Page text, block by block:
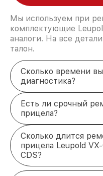
Мы используем при
комплектующие
аналоги. На все
талон.
Сколько времени
диагностика?
Есть ли срочный
прицела?
Сколько длится
прицела Leupold
CDS?